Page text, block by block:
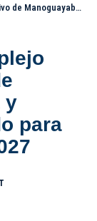
para el año escolar 2026-2027
y
para